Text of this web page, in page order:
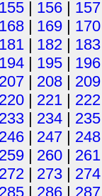
155 | 156 | 157
168 | 169 | 170
181 | 182 | 183
194 | 195 | 196
207 | 208 | 209
220 | 221 | 222
233 | 234 | 235
246 | 247 | 248
259 | 260 | 261
272 | 273 | 274
285 | 286 | 287